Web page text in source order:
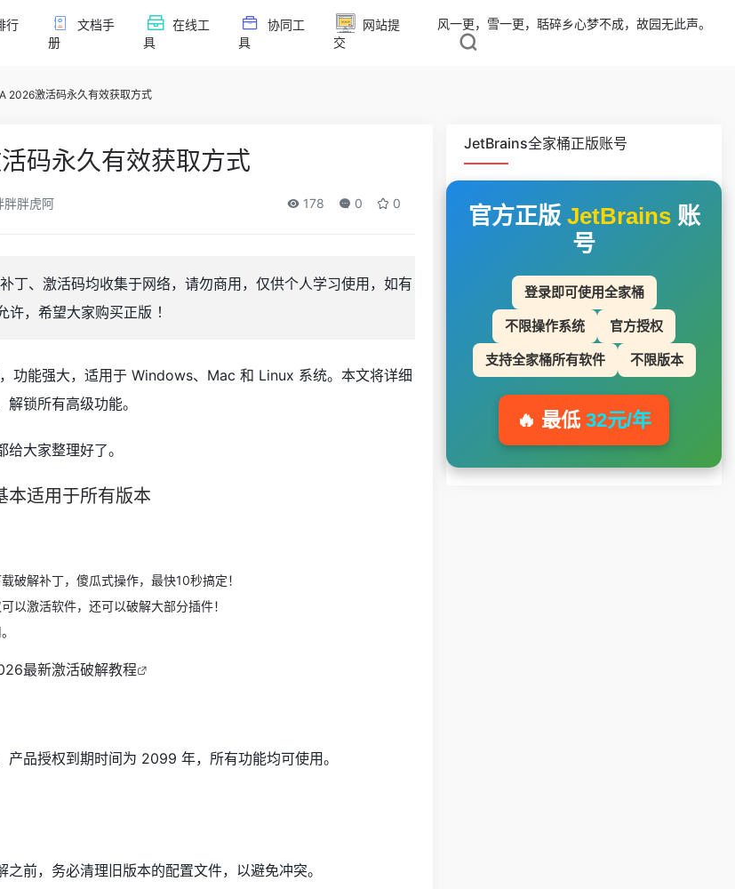
行
文档手
册
在线工
具
协同工
具
网站提
交
风一更，雪一更，聒碎乡心梦不成，故园无此声。
2026激活码永久有效获取方式
码永久有效获取方式
胖胖虎阿 178 0 0
丁、激活码均收集于网络，请勿商用，仅供个人学习使用，如有
，希望大家购买正版 ！
功能强大，适用于 Windows、Mac 和 Linux 系统。本文将详细
锁所有高级功能。
大家整理好了。
本适用于所有版本
破解补丁，傻瓜式操作，最快10秒搞定！
以激活软件，还可以破解大部分插件！
最新激活破解教程
品授权到期时间为 2099 年，所有功能均可使用。
前，务必清理旧版本的配置文件，以避免冲突。
JetBrains全家桶正版账号
官方正版 JetBrains账
号
登录即可使用全家桶
不限操作系统 官方授权
支持全家桶所有软件 不限版本
🔥 最低 32元/年